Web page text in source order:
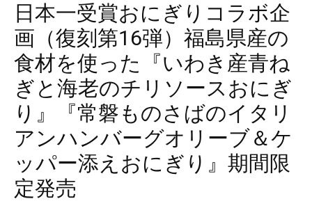
日本一受賞おにぎりコラボ企
画（復刻第16弾）福島県産の
食材を使った『いわき産青ね
ぎと海老のチリソースおにぎ
り』『常磐ものさばのイタリ
アンハンバーグオリーブ＆ケ
ッパー添えおにぎり』期間限
定発売